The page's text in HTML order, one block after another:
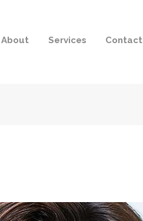
About Services Contact